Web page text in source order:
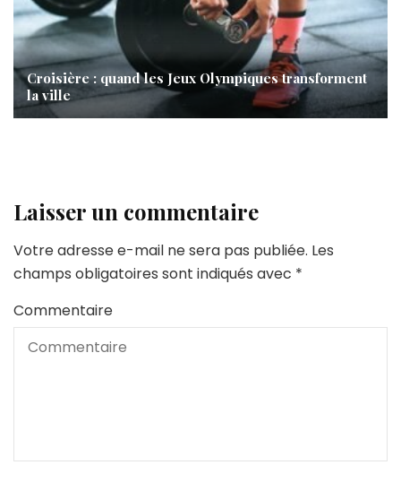
Croisière : quand les Jeux Olympiques transforment
la ville
Laisser un commentaire
Votre adresse e-mail ne sera pas publiée. Les
champs obligatoires sont indiqués avec *
Commentaire